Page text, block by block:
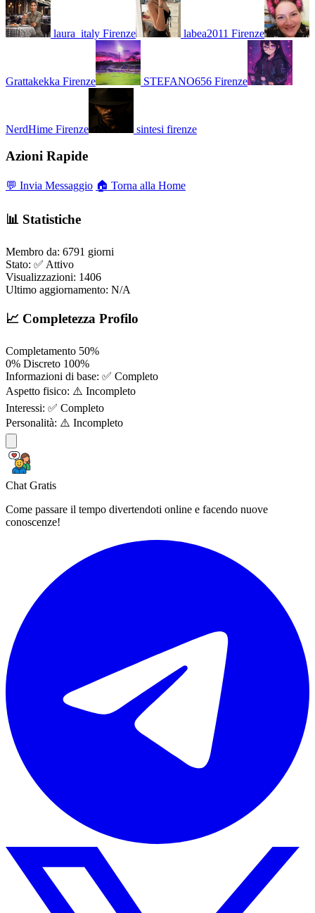
laura_italy Firenze labea2011 Firenze
Grattakekka Firenze STEFANO656 Firenze
NerdHime Firenze sintesi firenze
Azioni Rapide
💬 Invia Messaggio 🏠 Torna alla Home
📊 Statistiche
Membro da: 6791 giorni
Stato: ✅ Attivo
Visualizzazioni: 1406
Ultimo aggiornamento: N/A
📈 Completezza Profilo
Completamento 50%
0% Discreto 100%
Informazioni di base: ✅ Completo
Aspetto fisico: ⚠️ Incompleto
Interessi: ✅ Completo
Personalità: ⚠️ Incompleto
Chat Gratis
Come passare il tempo divertendoti online e facendo nuove
conoscenze!